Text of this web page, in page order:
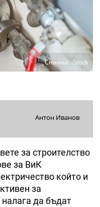
Снимка: iStock
Антон Иванов
за строителство
за ВиК
който и
за
да бъдат